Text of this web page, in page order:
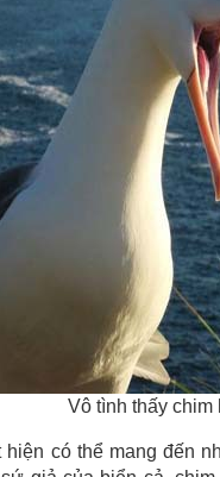
Vô tình thấy chim
hiện có thể mang đến